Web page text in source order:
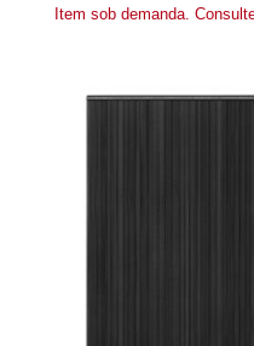
Item sob demanda.